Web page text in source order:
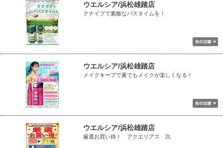
ウエルシア/浜松雄踏店
クナイプで素敵なバスタイムを！
ウエルシア/浜松雄踏店
メイクキープで夏でもメイクが楽しくなる！
ウエルシア/浜松雄踏店
厳選お買い得！ アクエリアス 2L